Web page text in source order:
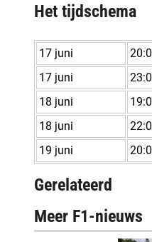
Het tijdschema
17 juni
17 juni
18 juni
18 juni
19 juni
Gerelateerd
Meer F1-nieuws